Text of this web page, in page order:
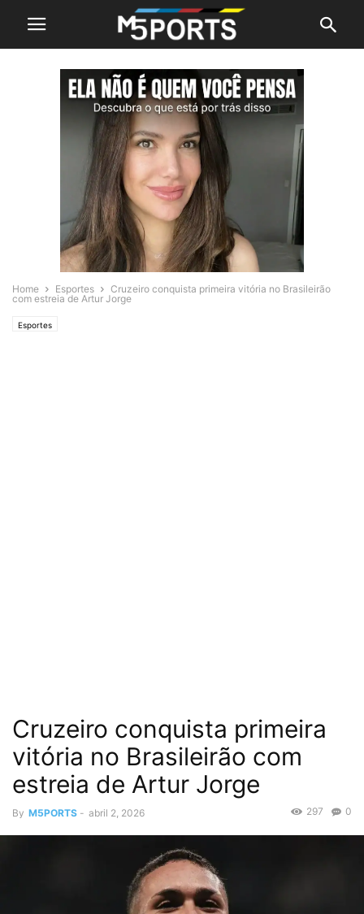
Home Esportes
Cruzeiro conquista primeira vitória no Brasileirão
com estreia de Artur Jorge
Esportes
Cruzeiro conquista primeira
vitória no Brasileirão com
estreia de Artur Jorge
By M5PORTS - abril 2, 2026 0
297